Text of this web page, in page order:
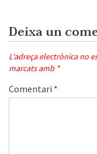
Deixa un
L'adreça electrònica no
marcats amb *
Comentari *